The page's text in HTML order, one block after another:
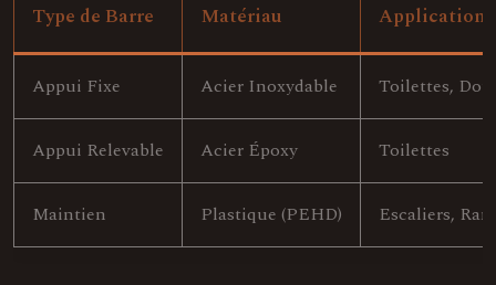
Type de Barre Matériau Application
Appui Fixe Acier Inoxydable Toilettes,
Appui Relevable Acier Époxy Toilettes
Maintien Plastique (PEHD) Escaliers,